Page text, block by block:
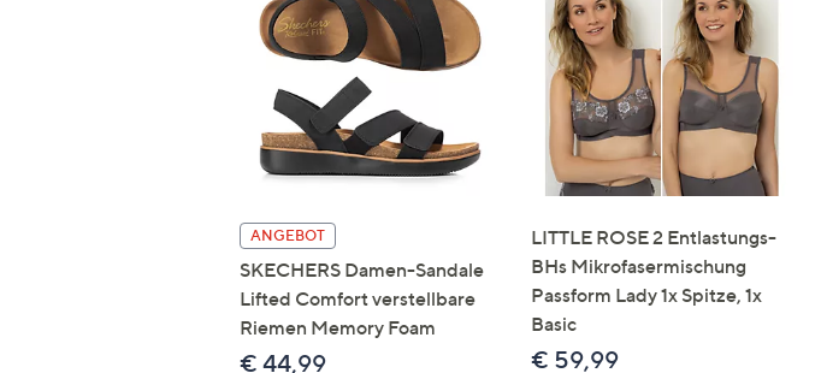
ANGEBOT
SKECHERS Damen-Sandale
Lifted Comfort verstellbare
Riemen Memory Foam
€ 44,99
LITTLE ROSE 2 Entlastungs-
BHs Mikrofasermischung
Passform Lady 1x Spitze, 1x
Basic
€ 59,99